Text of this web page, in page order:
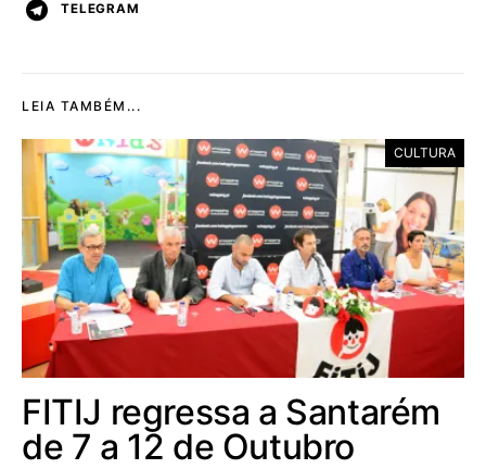
TELEGRAM
LEIA TAMBÉM...
CULTURA
FITIJ regressa a Santarém
de 7 a 12 de Outubro